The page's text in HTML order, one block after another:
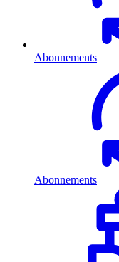
Abonnements
Abonnements